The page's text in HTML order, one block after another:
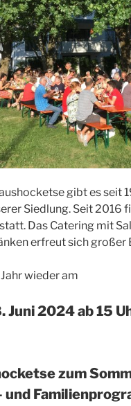
gibt es seit
Siedlung. Seit 2016
Das Catering mit
erfreut sich großer
wieder am
Juni 2024 ab 15
zum
und